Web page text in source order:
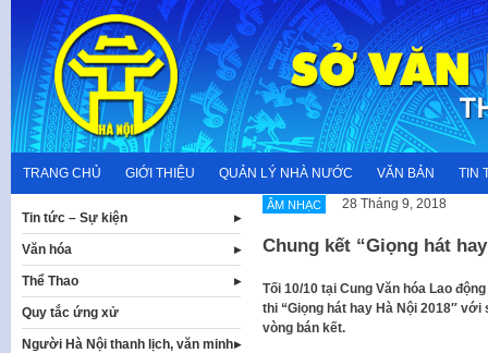
content
TRANG CHỦ GIỚI THIỆU QUẢN LÝ NHÀ NƯỚC VĂN BẢN TIN
ÂM NHẠC 28 Tháng 9, 2018
Chung kết “Giọng hát
Tối 10/10 tại Cung Văn hóa Lao
thi “Giọng hát hay Hà Nội 2018″
vòng bán kết.
Tin tức – Sự kiện
Văn hóa
Thể Thao
Quy tắc ứng xử
Người Hà Nội thanh lịch, văn minh